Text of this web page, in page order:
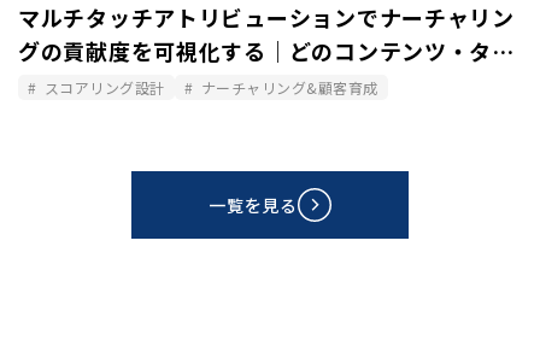
マルチタッチアトリビューションでナーチャリン
グの貢献度を可視化する｜どのコンテンツ・タッ
チポイントが商談化に寄与したか
スコアリング設計 ナーチャリング&顧客育成
一覧を見る